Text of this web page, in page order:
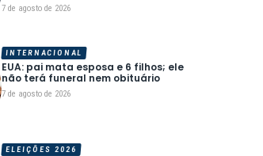
7 de agosto de 2026
EUA: pai mata esposa e 6 filhos; ele
não terá funeral nem obituário
7 de agosto de 2026
INTERNACIONAL
ELEIÇÕES 2026